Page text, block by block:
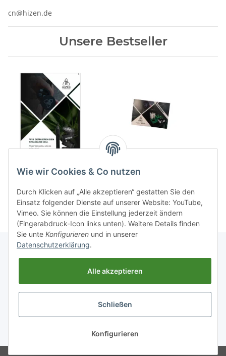
cn@hizen.de
Unsere Bestseller
0,00 €*
0,00 €
Wie wir Cookies & Co nutzen
Durch Klicken auf „Alle akzeptieren“ gestatten Sie den
Einsatz folgender Dienste auf unserer Website: YouTube,
Vimeo. Sie können die Einstellung jederzeit ändern
(Fingerabdruck-Icon links unten). Weitere Details finden
Sie unte Konfigurieren und in unserer
Datenschutzerklärung.
Alle akzeptieren
Schließen
Konfigurieren
Gesetzliche Informationen
* Alle Preise inkl. gesetzlicher USt., zzgl.Versand